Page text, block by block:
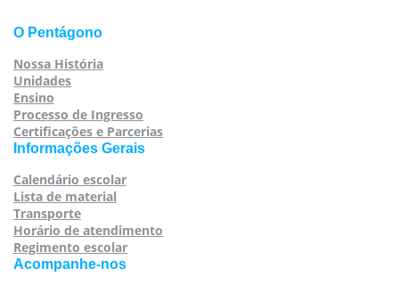
O Pentágono
Nossa História
Unidades
Ensino
Processo de Ingresso
Certificações e Parcerias
Informações Gerais
Calendário escolar
Lista de material
Transporte
Horário de atendimento
Regimento escolar
Acompanhe-nos